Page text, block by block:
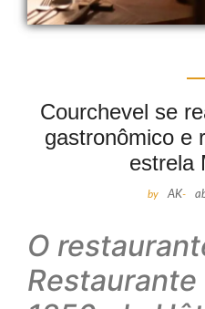
Courchevel se
gastronômico e
estrela
by AK-
O
Restaurante